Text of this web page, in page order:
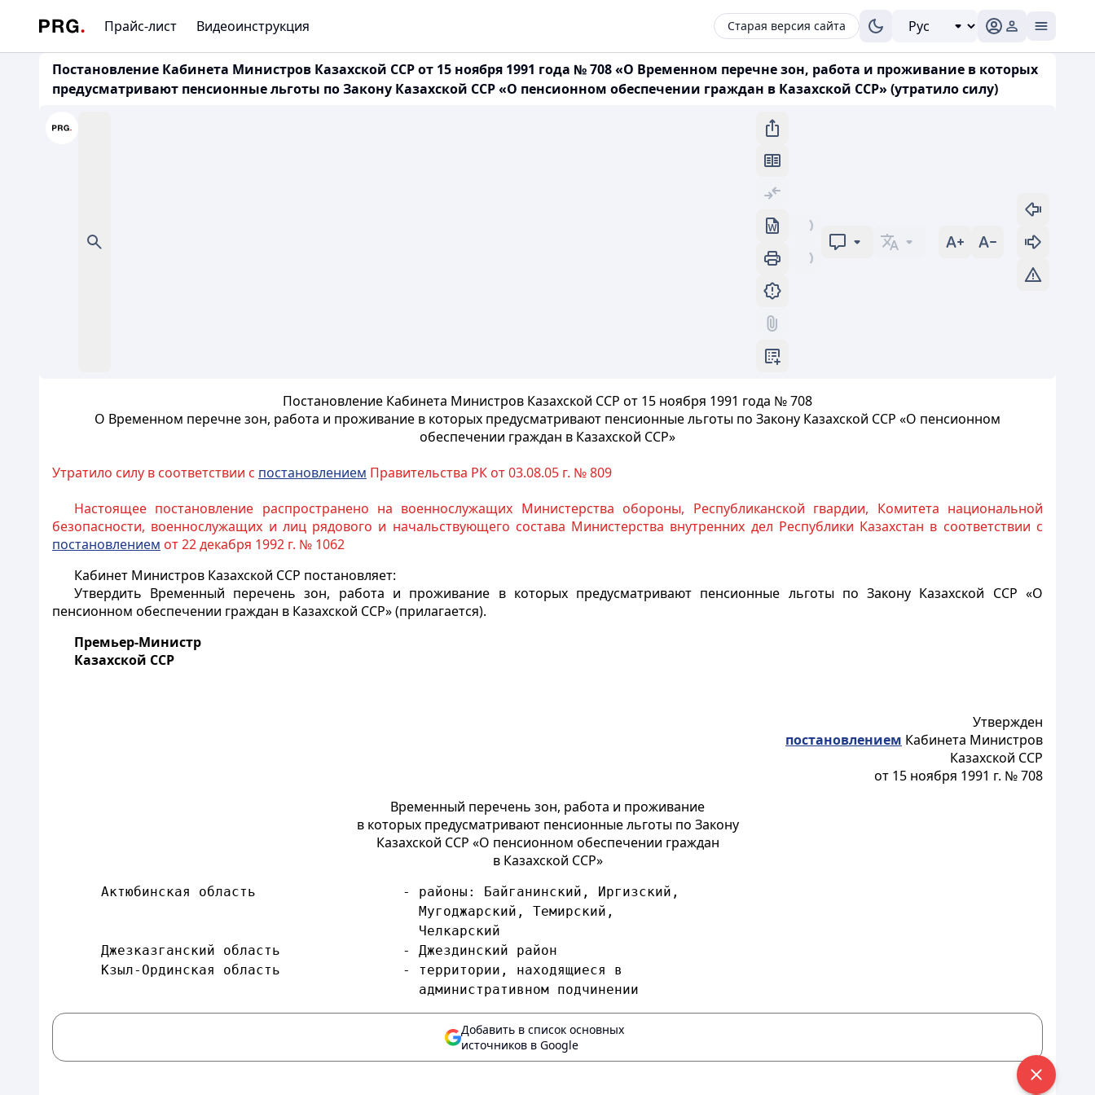
Прайс-лист Видеоинструкция Старая версия сайта
Постановление Кабинета Министров Казахской ССР от 15 ноября 1991 года № 708 «О Временном перечне зон, работа и проживание в которых
предусматривают пенсионные льготы по Закону Казахской ССР «О пенсионном обеспечении граждан в Казахской ССР» (утратило силу)
Постановление Кабинета Министров Казахской ССР от 15 ноября 1991 года №708
О Временном перечне зон, работа и проживание в которых предусматривают пенсионные льготы по Закону Казахской ССР «О пенсионном
обеспечении граждан в Казахской ССР»
Утратило силу в соответствии с постановлением Правительства РК от 03.08.05 г. № 809
Настоящее постановление распространено на военнослужащих Министерства обороны, Республиканской гвардии, Комитета национальной
безопасности, военнослужащих и лиц рядового и начальствующего состава Министерства внутренних дел Республики Казахстан в соответствии с
постановлением от 22 декабря 1992 г. № 1062
Кабинет Министров Казахской ССР постановляет:
Утвердить Временный перечень зон, работа и проживание в которых предусматривают пенсионные льготы по Закону Казахской ССР «О
пенсионном обеспечении граждан в Казахской ССР» (прилагается).
Премьер-Министр
Казахской ССР
Утвержден
постановлением Кабинета Министров
Казахской ССР
от 15 ноября 1991 г. № 708
Временный перечень зон, работа и проживание
в которых предусматривают пенсионные льготы по Закону
Казахской ССР «О пенсионном обеспечении граждан
в Казахской ССР»
Актюбинская область                  - районы: Байганинский, Иргизский,
Мугоджарский, Темирский,
Челкарский
Джезказганский область               - Джездинский район
Кзыл-Ординская область               - территории, находящиеся в
административном подчинении
Добавить в список основных
источников в Google